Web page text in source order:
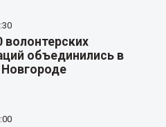
волонтерских
объединились в